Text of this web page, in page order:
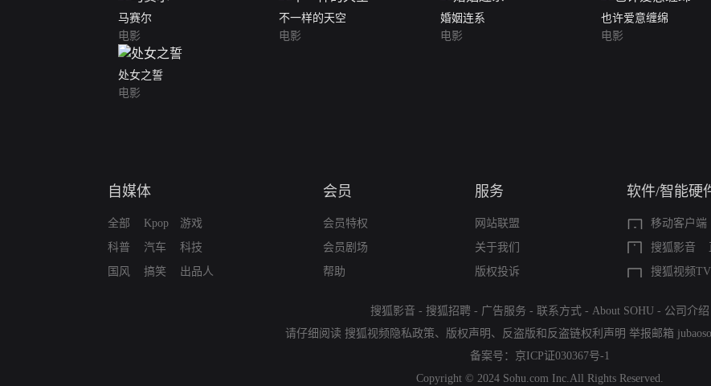
马赛尔
电影
不一样的天空
电影
婚姻连系
电影
也许爱意缠绵
电影
处女之誓
电影
自媒体
全部
科普
国风
Kpop
汽车
搞笑
游戏
科技
出品人
会员
会员特权
会员剧场
帮助
服务
网站联盟
关于我们
版权投诉
软件/智能硬
移动客户端
搜狐影音
搜狐视频
搜狐影音 - 搜狐招聘 - 广告服务 - 联系方式 - About SOHU - 公司介绍
请仔细阅读 搜狐视频隐私政策、 版权声明 、 反盗版和反盗链权利声明 举报邮箱
备案号： 京ICP证030367号-1
Copyright © 2024 Sohu.com Inc.All Rights Reserved.